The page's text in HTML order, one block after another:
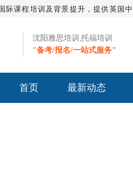
际课程培训及背景提升，提供英国
沈阳雅思培训,托福培训
"备考/报名/一站式服务"
首页 最新动态